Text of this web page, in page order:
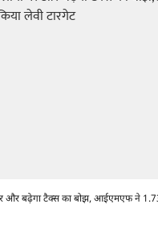
और बढ़ेगा टैक्स का बोझ, आईएमएफ ने